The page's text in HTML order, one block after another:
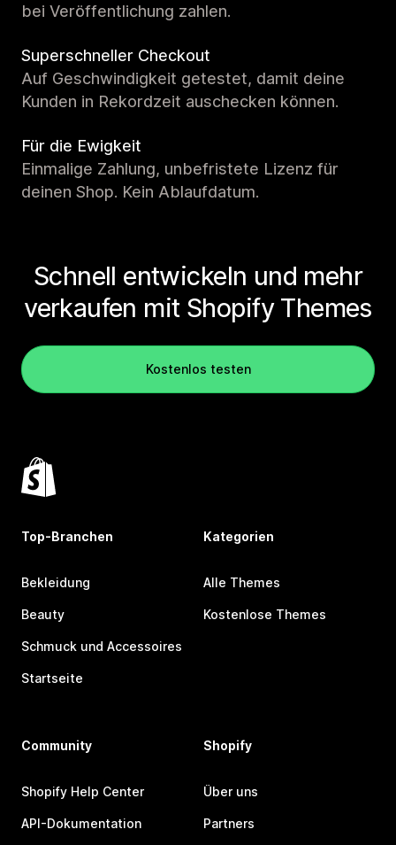
bei Veröffentlichung zahlen.
Superschneller Checkout
Auf Geschwindigkeit getestet, damit deine
Kunden in Rekordzeit auschecken können.
Für die Ewigkeit
Einmalige Zahlung, unbefristete Lizenz für
deinen Shop. Kein Ablaufdatum.
Schnell entwickeln und mehr
verkaufen mit Shopify Themes
Kostenlos testen
Top-Branchen
Bekleidung
Beauty
Schmuck und Accessoires
Startseite
Kategorien
Alle Themes
Kostenlose Themes
Community
Shopify Help Center
API-Dokumentation
Shopify
Über uns
Partners